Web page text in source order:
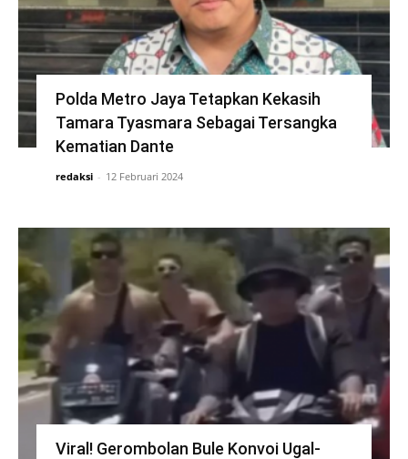
Polda Metro Jaya Tetapkan Kekasih
Tamara Tyasmara Sebagai Tersangka
Kematian Dante
redaksi - 12 Februari 2024
Viral! Gerombolan Bule Konvoi Ugal-